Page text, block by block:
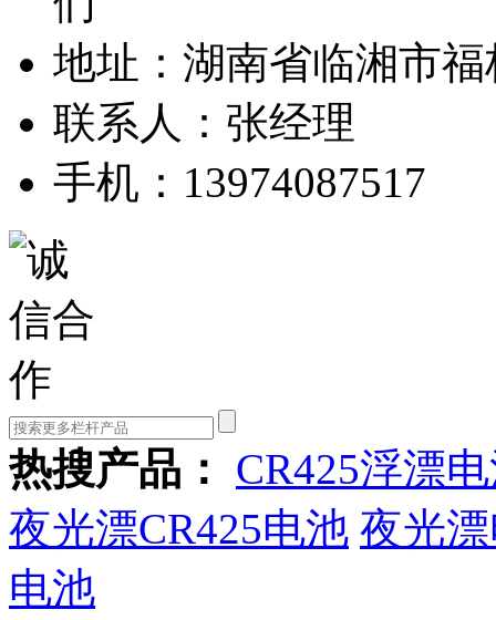
地址：湖南省临湘市
联系人：张经理
手机：13974087517
热搜产品：
CR425浮漂
夜光漂CR425电池 夜光
电池